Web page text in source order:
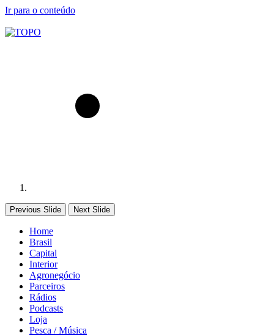
Ir para o conteúdo
Previous Slide Next Slide
Home
Brasil
Capital
Interior
Agronegócio
Parceiros
Rádios
Podcasts
Loja
Pesca / Música